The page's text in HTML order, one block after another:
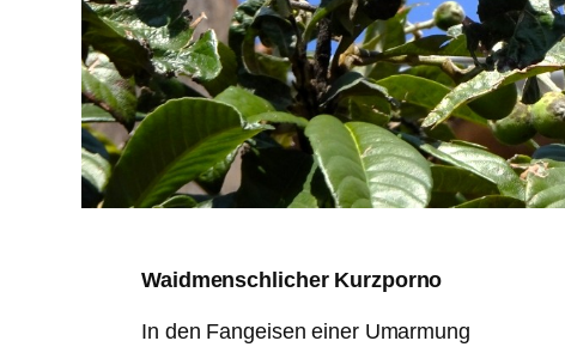
Waidmenschlicher Kurzporno
In den Fangeisen einer Umarmung